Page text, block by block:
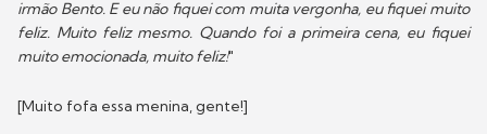
irmão Bento. E eu não fiquei com muita vergonha, eu fiquei muito
feliz. Muito feliz mesmo. Quando foi a primeira cena, eu fiquei
muito emocionada, muito feliz!"
[Muito fofa essa menina, gente!]